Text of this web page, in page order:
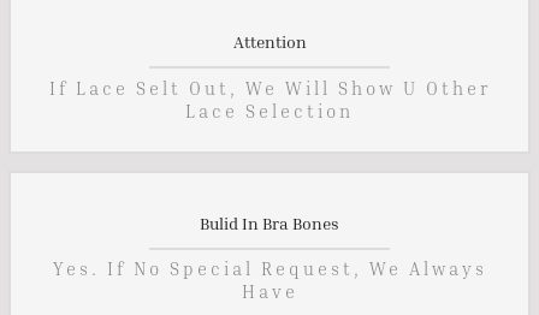
Attention
If Lace Selt Out, We Will Show U Other
Lace Selection
Bulid In Bra Bones
Yes. If No Special Request, We Always
Have